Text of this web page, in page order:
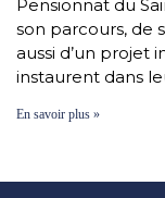
Pensionnat du
son parcours, de
aussi d’un projet
instaurent dans
En savoir plus »